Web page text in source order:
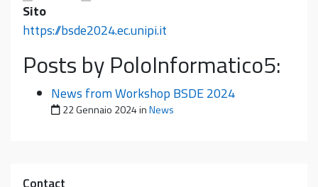
Sito
https://bsde2024.ec.unipi.it
Posts by PoloInformatico5:
News from Workshop BSDE 2024
Pubblicato il
22 Gennaio 2024inNews
Contact